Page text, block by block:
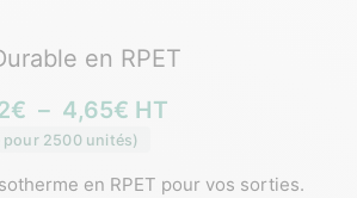
en RPET
€ – 4,65€ HT
pour 2500 unités)
en RPET pour vos sorties.